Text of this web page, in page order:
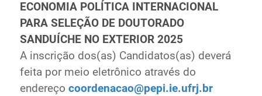
ECONOMIA POLÍTICA INTERNACIONAL
PARA SELEÇÃO DE DOUTORADO
SANDUÍCHE NO EXTERIOR 2025
A inscrição dos(as) Candidatos(as) deverá
feita por meio eletrônico através do
endereço coordenacao@pepi.ie.ufrj.br